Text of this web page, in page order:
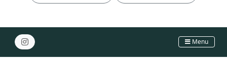
Menu